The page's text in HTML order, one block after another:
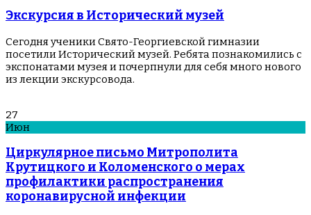
Экскурсия в Исторический музей
Сегодня ученики Свято-Георгиевской гимназии
посетили Исторический музей. Ребята познакомились с
экспонатами музея и почерпнули для себя много нового
из лекции экскурсовода.
27
Июн
Циркулярное письмо Митрополита
Крутицкого и Коломенского о мерах
профилактики распространения
коронавирусной инфекции